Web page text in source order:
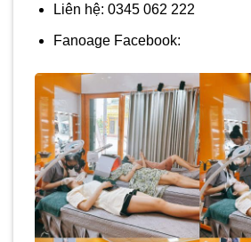
Liên hệ: 0345 062 222
Fanoage Facebook: